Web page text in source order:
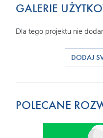
GALERIE
Dla tego projektu nie
DODAJ
POLECANE